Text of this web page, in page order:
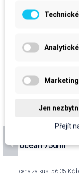
Ocean 750ml
cena za kus: 56,35 Kč
Jen
Přejít